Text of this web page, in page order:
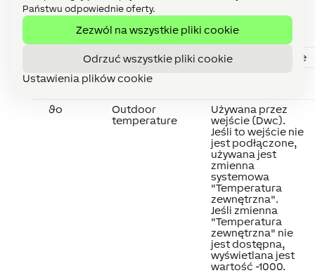
Państwu odpowiednie oferty.
Zezwól na wszystkie pliki cookie
Odrzuć wszystkie pliki cookie
Ustawienia plików cookie
entries are only
active while
presence is
detected.
Off / Lock
Off / Zablokowane
DisP
Disable
ϑo
Outdoor
temperature
Używana przez
wejście (Dwc).
Jeśli to wejście nie
jest podłączone,
używana jest
zmienna
systemowa
"Temperatura
zewnętrzna".
Jeśli zmienna
"Temperatura
zewnętrzna" nie
jest dostępna,
wyświetlana jest
wartość -1000.